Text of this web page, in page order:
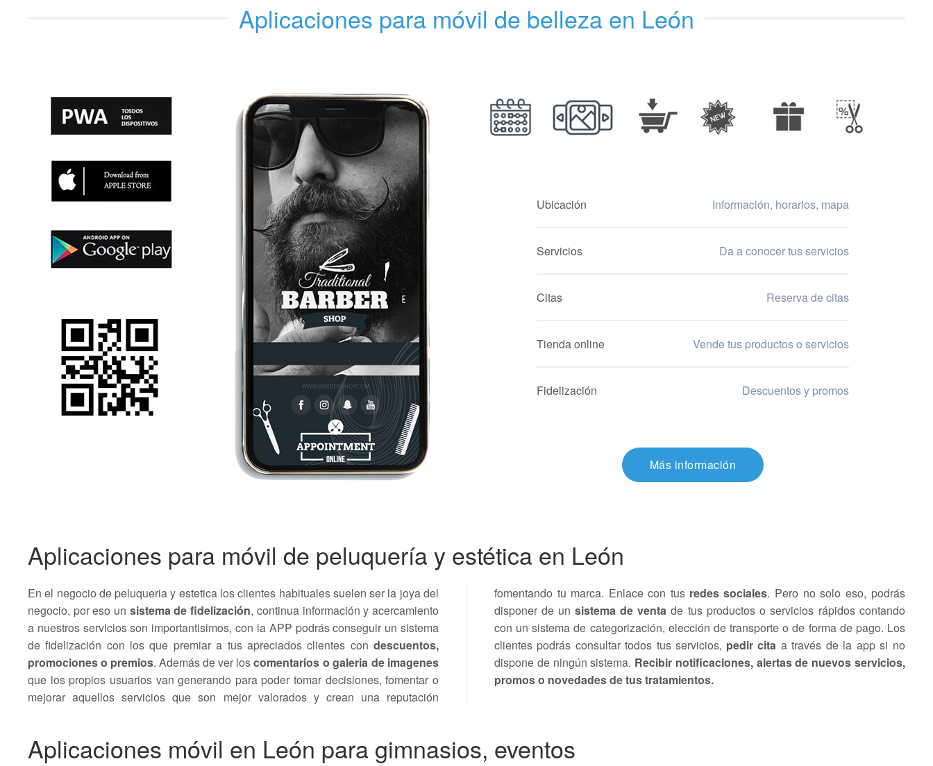
Aplicaciones para móvil de belleza en León
Ubicación Información, horarios, mapa
Servicios Da a conocer tus servicios
Citas Reserva de citas
Tienda online Vende tus productos o servicios
Fidelización Descuentos y promos
Más información
Aplicaciones para móvil de peluquería y estética en León
En el negocio de peluqueria y estetica los clientes habituales suelen ser la joya del
negocio, por eso un sistema de fidelización, continua información y acercamiento
a nuestros servicios son importantisimos, con la APP podrás conseguir un sistema
de fidelización con los que premiar a tus apreciados clientes con descuentos,
promociones o premios. Además de ver loscomentarios o galeria de imagenes
que los propios usuarios van generando para poder tomar decisiones, fomentar o
mejorar aquellos servicios que son mejor valorados y crean una reputación
fomentando tu marca. Enlace con tus redes sociales. Pero no solo eso, podrás
disponer de un sistema de venta de tus productos o servicios rápidos contando
con un sistema de categorización, elección de transporte o de forma de pago. Los
clientes podrás consultar todos tus servicios, pedir cita a través de la app si no
dispone de ningún sistema. Recibir notificaciones, alertas de nuevos servicios,
promos o novedades de tus tratamientos.
Aplicaciones móvil en León para gimnasios, eventos